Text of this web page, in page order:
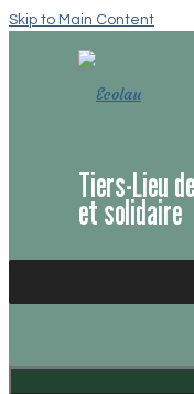
Skip to Main Content
Tiers-Lieu
et solidaire